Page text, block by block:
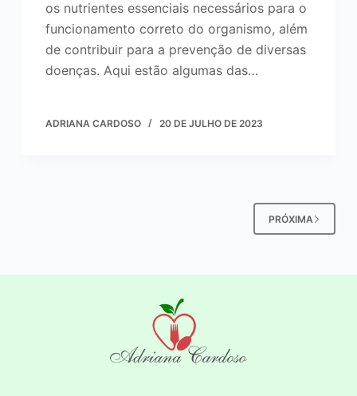
os nutrientes essenciais necessários para o
funcionamento correto do organismo, além
de contribuir para a prevenção de diversas
doenças. Aqui estão algumas das…
ADRIANA CARDOSO 20 DE JULHO DE 2023
PRÓXIMA